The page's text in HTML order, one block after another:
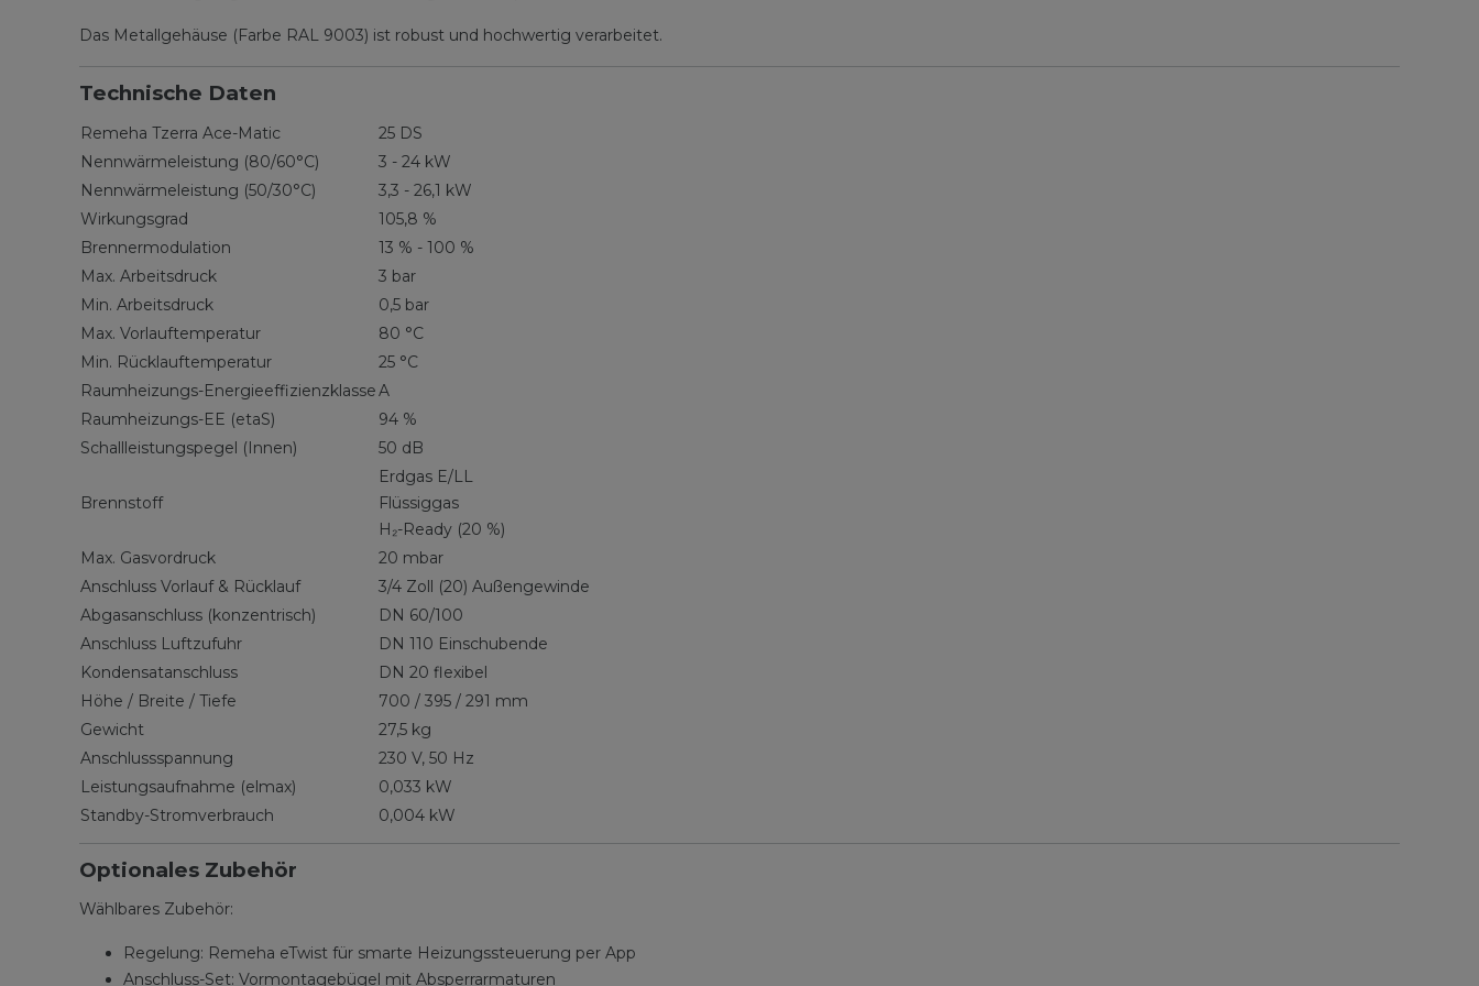
Das Metallgehäuse (Farbe RAL 9003) ist robust und hochwertig verarbeitet.
Technische Daten
Remeha Tzerra Ace-Matic
25 DS
Nennwärmeleistung (80/60°C)
3 - 24 kW
Nennwärmeleistung (50/30°C)
3,3 - 26,1 kW
Wirkungsgrad
105,8 %
Brennermodulation
13 % - 100 %
Max. Arbeitsdruck
3 bar
Min. Arbeitsdruck
0,5 bar
Max. Vorlauftemperatur
80 °C
Min. Rücklauftemperatur
25 °C
Raumheizungs-EnergieeffizienzklasseA
Raumheizungs-EE (etaS)
94 %
Schallleistungspegel (Innen)
50 dB
Brennstoff
Erdgas E/LL
Flüssiggas
H₂-Ready (20 %)
Max. Gasvordruck
20 mbar
Anschluss Vorlauf & Rücklauf
3/4 Zoll (20) Außengewinde
Abgasanschluss (konzentrisch)
DN 60/100
Anschluss Luftzufuhr
DN 110 Einschubende
Kondensatanschluss
DN 20 flexibel
Höhe / Breite / Tiefe
700 / 395 / 291 mm
Gewicht
27,5 kg
Anschlussspannung
230 V, 50 Hz
Leistungsaufnahme (elmax)
0,033 kW
Standby-Stromverbrauch
0,004 kW
Optionales Zubehör
Wählbares Zubehör:
Regelung: Remeha eTwist für smarte Heizungssteuerung per App
Anschluss-Set: Vormontagebügel mit Absperrarmaturen